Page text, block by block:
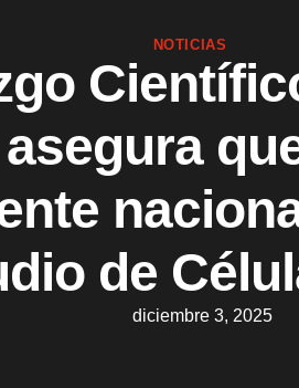
NOTICIAS
de
diciembre 3, 2025